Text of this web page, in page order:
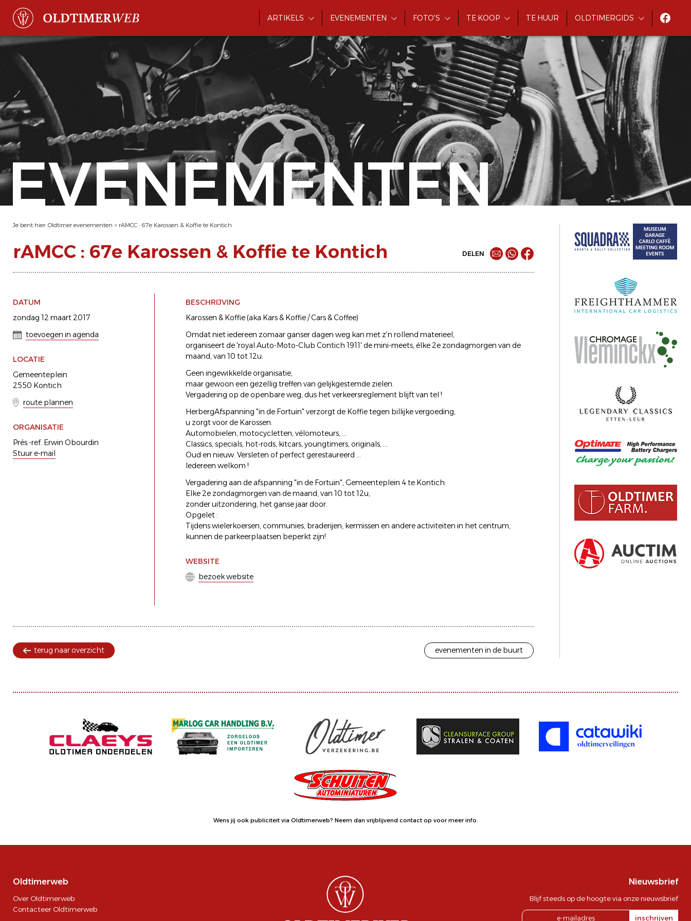
ARTIKELS EVENEMENTEN FOTO'S TE KOOP TE HUUR OLDTIMERGIDS
EVENEMENTEN
Je bent hier: Oldtimer evenementen > rAMCC : 67e Karossen & Koffie te Kontich
rAMCC : 67e Karossen & Koffie te Kontich DELEN
DATUM
zondag 12 maart 2017
toevoegen in agenda
LOCATIE
Gemeenteplein
2550 Kontich
route plannen
ORGANISATIE
Prés.-ref. Erwin Obourdin
Stuur e-mail
BESCHRIJVING
Karossen & Koffie (aka Kars & Koffie / Cars & Coffee)
Omdat niet iedereen zomaar ganser dagen weg kan met z'n rollend materieel,
organiseert de 'royal Auto-Moto-Club Contich 1911' de mini-meets, élke 2e zondagmorgen van de
maand, van 10 tot 12u.
Geen ingewikkelde organisatie,
maar gewoon een gezellig treffen van gelijkgestemde zielen.
Vergadering op de openbare weg, dus het verkeersreglement blijft van tel !
HerbergAfspanning "in de Fortuin" verzorgt de Koffie tegen billijke vergoeding,
u zorgt voor de Karossen.
Automobielen, motocycletten, vélomoteurs, ...
Classics, specials, hot-rods, kitcars, youngtimers, originals, ...
Oud en nieuw. Versleten of perfect gerestaureerd ...
Iedereen welkom !
Vergadering aan de afspanning "in de Fortuin", Gemeenteplein 4 te Kontich:
Elke 2e zondagmorgen van de maand, van 10 tot 12u,
zonder uitzondering, het ganse jaar door.
Opgelet :
Tijdens wielerkoersen, communies, braderijen, kermissen en andere activiteiten in het centrum,
kunnen de parkeerplaatsen beperkt zijn!
WEBSITE
bezoek website
terug naar overzicht evenementen in de buurt
Wens jij ook publiciteit via Oldtimerweb? Neem dan vrijblijvend contact op voor meer info.
Oldtimerweb
Over Oldtimerweb
Contacteer Oldtimerweb
Nieuwsbrief
Blijf steeds op de hoogte via onze nieuwsbrief
inschrijven